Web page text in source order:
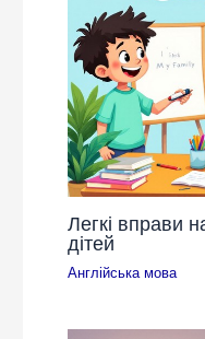
Легкі вправи
дітей
Англійська мова